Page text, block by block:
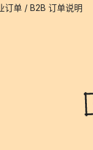
订单 / B2B 订单说明